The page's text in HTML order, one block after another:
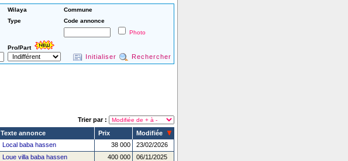
Wilaya
Commune
Type
Code annonce
Photo
Pro/Part
Initialiser Rechercher
Trier par :
Texte annonce Prix
Modifiée
Local baba hassen 38 000
23/02/2026
Loue villa baba hassen 400 000 06/11/2025